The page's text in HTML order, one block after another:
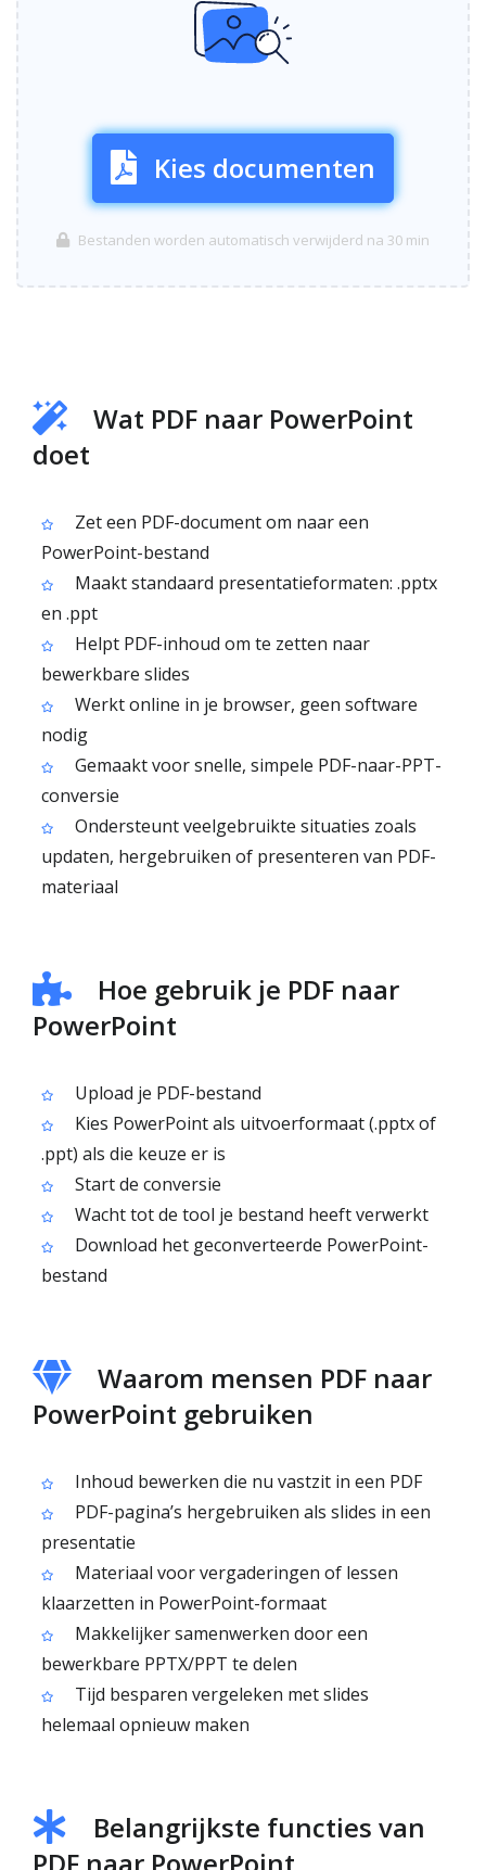
Kies documenten
Bestanden worden automatisch verwijderd na 30 min
Wat PDF naar PowerPoint
doet
Zet een PDF-document om naar een
PowerPoint-bestand
Maakt standaard presentatieformaten: .pptx
en .ppt
Helpt PDF-inhoud om te zetten naar
bewerkbare slides
Werkt online in je browser, geen software
nodig
Gemaakt voor snelle, simpele PDF-naar-PPT-
conversie
Ondersteunt veelgebruikte situaties zoals
updaten, hergebruiken of presenteren van PDF-
materiaal
Hoe gebruik je PDF naar
PowerPoint
Upload je PDF-bestand
Kies PowerPoint als uitvoerformaat (.pptx of
.ppt) als die keuze er is
Start de conversie
Wacht tot de tool je bestand heeft verwerkt
Download het geconverteerde PowerPoint-
bestand
Waarom mensen PDF naar
PowerPoint gebruiken
Inhoud bewerken die nu vastzit in een PDF
PDF-pagina’s hergebruiken als slides in een
presentatie
Materiaal voor vergaderingen of lessen
klaarzetten in PowerPoint-formaat
Makkelijker samenwerken door een
bewerkbare PPTX/PPT te delen
Tijd besparen vergeleken met slides
helemaal opnieuw maken
Belangrijkste functies van